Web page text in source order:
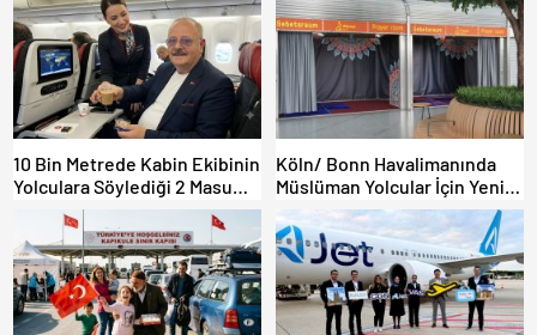
ARAÇLARA AÇILIYOR!
Gümrükler Kilitlendi!
10 Bin Metrede Kabin Ekibinin
Yolculara Söylediği 2 Masum
Köln/ Bonn Havalimanında
Müslüman Yolcular İçin Yeni
İbadet Alanları Açıldı